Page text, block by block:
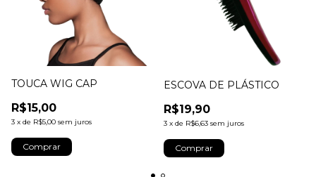
TOUCA WIG CAP
R$15,00
3 x de R$5,00 sem juros
ESCOVA DE PLÁSTICO
R$19,90
3 x de R$6,63 sem juros